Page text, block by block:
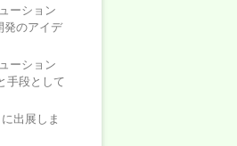
ーション
発のアイデ
ーション
手段として
出展しま